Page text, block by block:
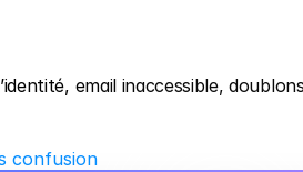
email inaccessible,
confusion